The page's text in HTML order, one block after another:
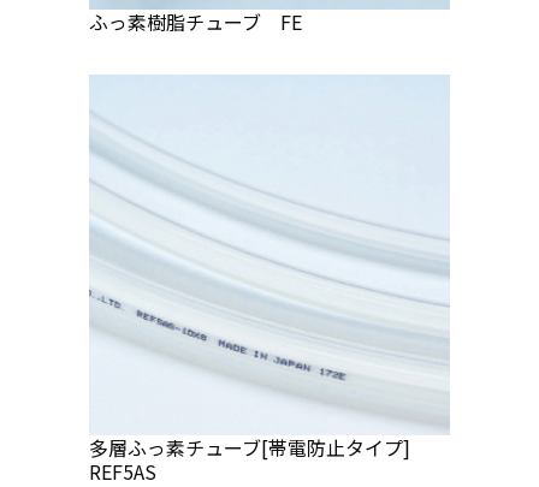
ふっ素樹脂チューブ FE
多層ふっ素チューブ[帯電防止タイプ]
REF5AS